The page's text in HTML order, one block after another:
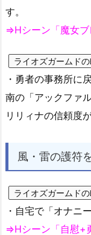
す。
⇒Hシーン「魔女
ライオズガームド
・勇者の事務所に
南の「アックファ
リリィナの信頼度
風・雷の護符
ライオズガームド
・自宅で「オナニ
⇒Hシーン「自慰+